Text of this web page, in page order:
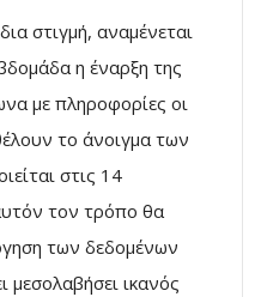
στιγμή, αναμένεται
η έναρξη της
με πληροφορίες οι
το άνοιγμα των
στις 14
τον τρόπο θα
των δεδομένων
μεσολαβήσει ικανός